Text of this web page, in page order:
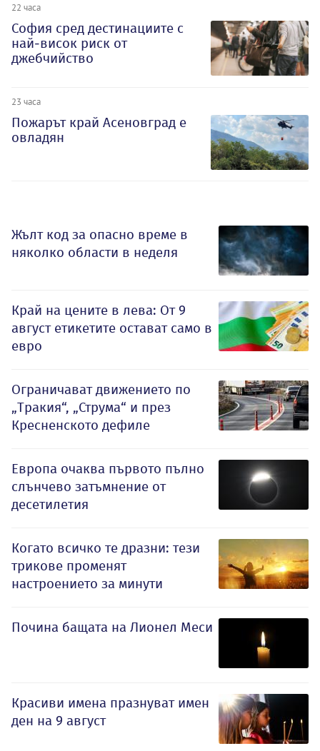
22 часа
София сред дестинациите с
най-висок риск от
джебчийство
23 часа
Пожарът край Асеновград е
овладян
Жълт код за опасно време в
няколко области в неделя
Край на цените в лева: От 9
август етикетите остават само в
евро
Ограничават движението по
„Тракия“, „Струма“ и през
Кресненското дефиле
Европа очаква първото пълно
слънчево затъмнение от
десетилетия
Когато всичко те дразни: тези
трикове променят
настроението за минути
Почина бащата на Лионел Меси
Красиви имена празнуват имен
ден на 9 август